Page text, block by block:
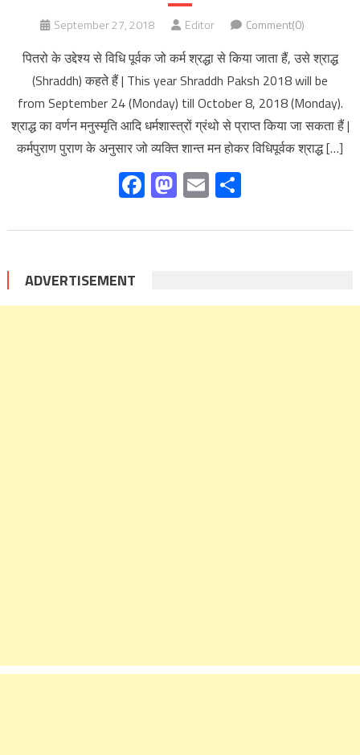
September 27, 2018 Editor Comment(0)
पितरो के उद्देश्य से विधि पूर्वक जो कर्म श्रद्धा से किया जाता हैं, उसे श्राद्ध
(Shraddh) कहते हैं | This year Shraddh Paksh 2018 will be
from September 24 (Monday) till October 8, 2018 (Monday).
श्राद्ध का वर्णन मनुस्मृति आदि धर्मशास्त्रों ग्रंथो से प्राप्त किया जा सकता हैं |
कर्मपुराण पुराण के अनुसार जो व्यक्ति शान्त मन होकर विधिपूर्वक श्राद्ध […]
Facebook
Mastodon
Email
ADVERTISEMENT